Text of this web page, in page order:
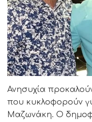
Ανησυχία
που κυκλοφορούν
Μαζωνάκη. Ο